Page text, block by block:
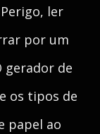
ler
por um
gerador de
os tipos de
papel ao